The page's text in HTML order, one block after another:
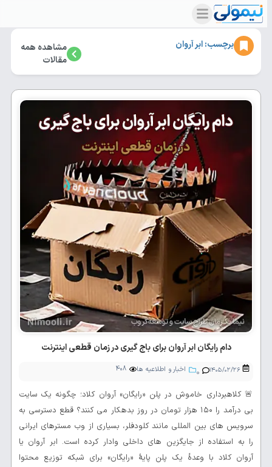
برچسب: ابر آروان
مشاهده همه
مقالات
دام رایگان ابر آروان برای باج گیری در زمان قطعی اینترنت
۱۴۰۵/۰۲/۲۶ 0 اخبار و اطلاعیه ها 408
🚨 کلاهبرداری خاموش در پلن «رایگان» آروان کلاد؛ چگونه یک سایت
بی درآمد را ۱۵۰ هزار تومان در روز بدهکار می کنند؟ قطع دسترسی به
سرویس های بین المللی مانند کلودفلر، بسیاری از وب مسترهای ایرانی
را به استفاده از جایگزین های داخلی وادار کرده است. ابر آروان یا
آروان کلاد با وعدهٔ یک پلن پایهٔ «رایگان» برای شبکه توزیع محتوا